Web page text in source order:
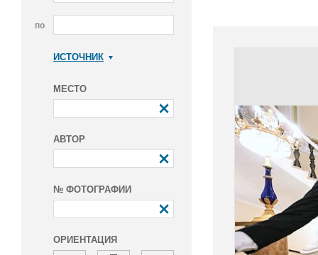
по
ИСТОЧНИК
МЕСТО
АВТОР
№ ФОТОГРАФИИ
ОРИЕНТАЦИЯ